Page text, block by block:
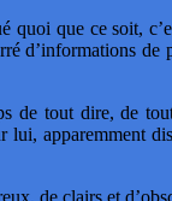
que ce soit,
d’informations de
de tout dire, de
lui, apparemment